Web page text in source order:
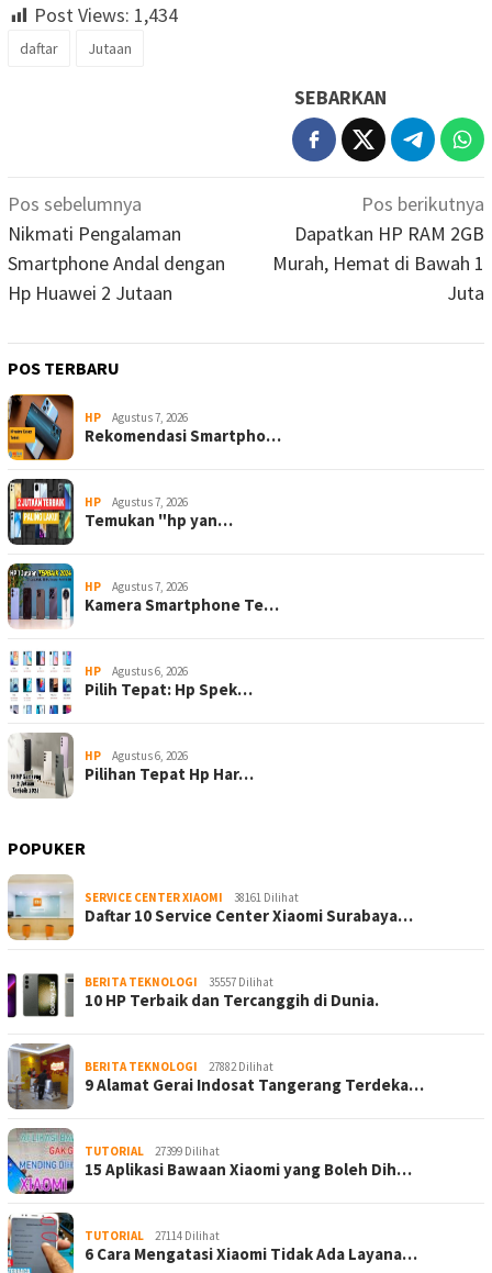
Post Views: 1,434
daftar Jutaan
SEBARKAN
Navigasi
pos
Pos sebelumnya
Nikmati Pengalaman
Smartphone Andal dengan
Hp Huawei 2 Jutaan
Pos berikutnya
Dapatkan HP RAM 2GB
Murah, Hemat di Bawah 1
Juta
POS TERBARU
HP Agustus 7, 2026
Rekomendasi Smartpho…
HP Agustus 7, 2026
Temukan "hp yan…
HP Agustus 7, 2026
Kamera Smartphone Te…
HP Agustus 6, 2026
Pilih Tepat: Hp Spek…
HP Agustus 6, 2026
Pilihan Tepat Hp Har…
POPUKER
SERVICE CENTER XIAOMI 38161 Dilihat
Daftar 10 Service Center Xiaomi Surabaya…
BERITA TEKNOLOGI 35557 Dilihat
10 HP Terbaik dan Tercanggih di Dunia.
BERITA TEKNOLOGI 27882 Dilihat
9 Alamat Gerai Indosat Tangerang Terdeka…
TUTORIAL 27399 Dilihat
15 Aplikasi Bawaan Xiaomi yang Boleh Dih…
TUTORIAL 27114 Dilihat
6 Cara Mengatasi Xiaomi Tidak Ada Layana…